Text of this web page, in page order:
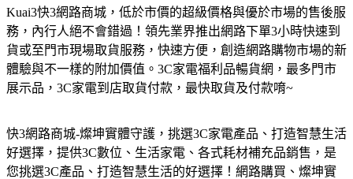
Kuai3快3網路商城，低於市價的超級價格與優於市場的售後服
務，內行人絕不會錯過！領先業界推出網路下單3小時快速到
貨或至門市現場取貨服務，快速方便，創造網路購物市場的新
體驗與不一樣的附加價值。3C家電福利品暢貨網，最多門市
展示品，3C家電到店取貨付款，最快取貨及付款唷~
快3網路商城-燦坤實體守護，挑選3C家電產品、打造智慧生活
好選擇，提供3C數位、生活家電、各式耗材補充品銷售，是
您挑選3C產品、打造智慧生活的好選擇！網路購買、燦坤實